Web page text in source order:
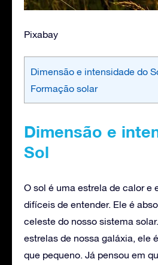
Pixabay
Dimensão e intensidade do
Formação solar
Dimensão e
Sol
O sol é uma estrela de calor e
difíceis de entender. Ele é
celeste do nosso sistema
estrelas de nossa galáxia, ele
que pequeno. Já pensou em